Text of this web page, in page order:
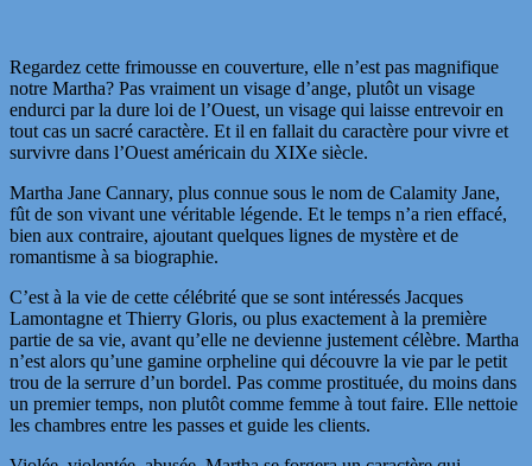
Regardez cette frimousse en couverture, elle n’est pas magnifique
notre Martha? Pas vraiment un visage d’ange, plutôt un visage
endurci par la dure loi de l’Ouest, un visage qui laisse entrevoir en
tout cas un sacré caractère. Et il en fallait du caractère pour vivre et
survivre dans l’Ouest américain du XIXe siècle.
Martha Jane Cannary, plus connue sous le nom de Calamity Jane,
fût de son vivant une véritable légende. Et le temps n’a rien effacé,
bien aux contraire, ajoutant quelques lignes de mystère et de
romantisme à sa biographie.
C’est à la vie de cette célébrité que se sont intéressés Jacques
Lamontagne et Thierry Gloris, ou plus exactement à la première
partie de sa vie, avant qu’elle ne devienne justement célèbre. Martha
n’est alors qu’une gamine orpheline qui découvre la vie par le petit
trou de la serrure d’un bordel. Pas comme prostituée, du moins dans
un premier temps, non plutôt comme femme à tout faire. Elle nettoie
les chambres entre les passes et guide les clients.